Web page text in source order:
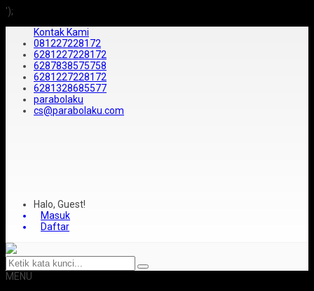
');
Kontak Kami
081227228172
6281227228172
6287838575758
6281227228172
6281328685577
parabolaku
cs@parabolaku.com
Halo, Guest!
Masuk
Daftar
MENU